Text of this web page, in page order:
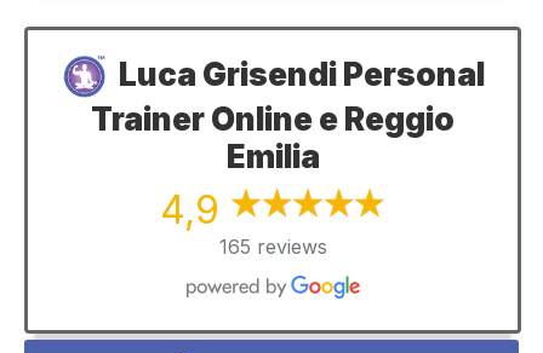
Luca Grisendi Personal
Trainer Online e Reggio
Emilia
4,9
165 reviews